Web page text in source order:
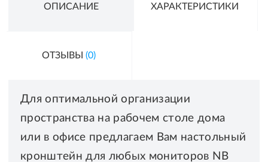
ОПИСАНИЕ ХАРАКТЕРИСТИКИ
ОТЗЫВЫ (0)
Для оптимальной организации
пространства на рабочем столе дома
или в офисе предлагаем Вам настольный
кронштейн для любых мониторов NB